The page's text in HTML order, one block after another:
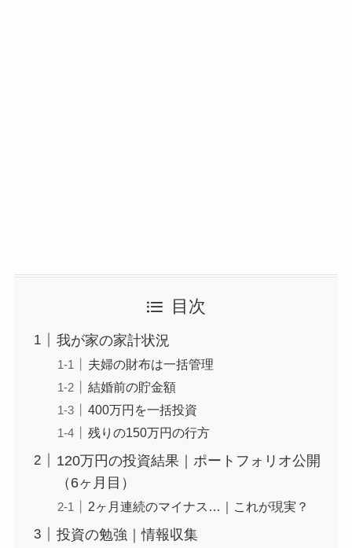
目次
我が家の家計状況
夫婦の財布は一括管理
結婚前の貯金額
400万円を一括投資
残りの150万円の行方
120万円の投資結果｜ポートフォリオ公開
（6ヶ月目）
2ヶ月連続のマイナス…｜これが現実？
投資の勉強｜情報収集